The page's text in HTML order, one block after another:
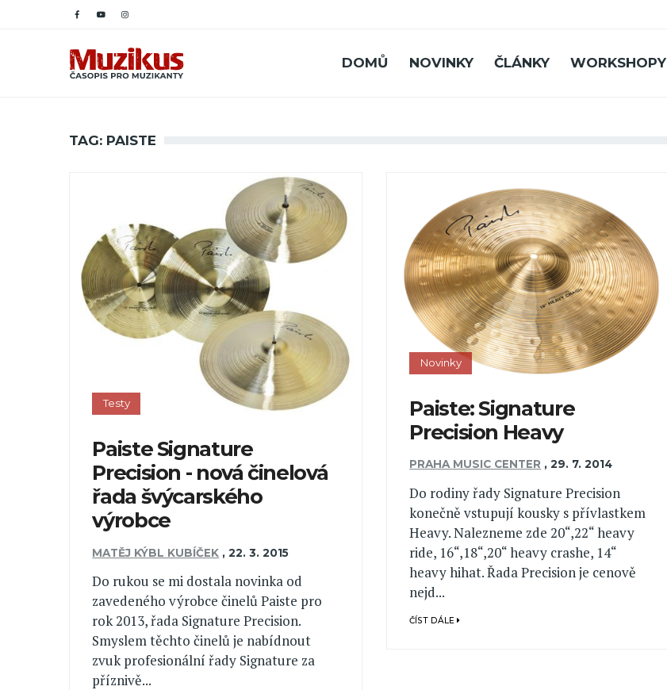
DOMŮ NOVINKY ČLÁNKY WORKSHOPY
TAG: PAISTE
Testy
Paiste Signature
Precision - nová činelová
řada švýcarského
výrobce
MATĚJ KÝBL KUBÍČEK ,22. 3. 2015
Do rukou se mi dostala novinka od
zavedeného výrobce činelů Paiste pro
rok 2013, řada Signature Precision.
Smyslem těchto činelů je nabídnout
zvuk profesionální řady Signature za
příznivě...
Novinky
Paiste: Signature
Precision Heavy
PRAHA MUSIC CENTER ,29. 7. 2014
Do rodiny řady Signature Precision
konečně vstupují kousky s přívlastkem
Heavy. Nalezneme zde 20“,22“ heavy
ride, 16“,18“,20“ heavy crashe, 14“
heavy hihat. Řada Precision je cenově
nejd...
ČÍST DÁLE